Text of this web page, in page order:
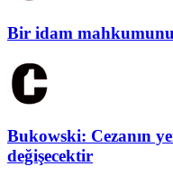
Bir idam
Bukowski: Cezanın
değişecektir